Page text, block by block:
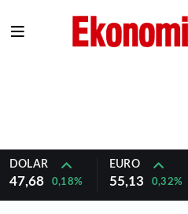
DOLAR
47,68 0,18%
EURO
55,13 0,32%